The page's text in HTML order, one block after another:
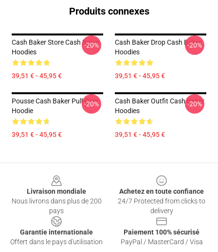
Produits connexes
Cash Baker Store Cash Baker
Hoodies
39,51 € - 45,95 €
-20%
Cash Baker Drop Cash Baker
Hoodies
39,51 € - 45,95 €
-20%
Pousse Cash Baker Pull-Over
Hoodie
39,51 € - 45,95 €
-20%
Cash Baker Outfit Cash Baker
Hoodies
39,51 € - 45,95 €
-20%
Livraison mondiale
Nous livrons dans plus de 200
pays
Achetez en toute confiance
24/7 Protected from clicks to
delivery
Garantie internationale
Offert dans le pays d'utilisation
Paiement 100% sécurisé
PayPal / MasterCard / Visa